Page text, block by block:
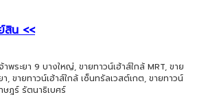
สิน <<
พระยา 9 บางใหญ่, ขายทาวน์เฮ้าส์ใกล้ MRT, ขาย
, ขายทาวน์เฮ้าส์ใกล้ เซ็นทรัลเวสต์เกต, ขายทาวน์
ษฎร์ รัตนาธิเบศร์